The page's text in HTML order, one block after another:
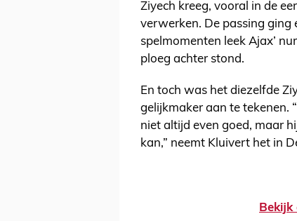
Ziyech kreeg, vooral in de
verwerken. De passing ging
spelmomenten leek Ajax’
ploeg achter stond.
En toch was het diezelfde
gelijkmaker aan te tekenen.
niet altijd even goed, maar
kan,” neemt Kluivert het in
Bekijk